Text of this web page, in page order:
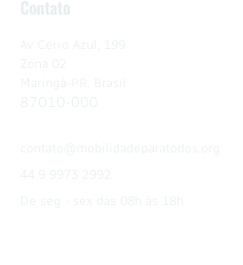
Contato
Av Cerro Azul, 199
Zona 02
Maringá-PR, Brasil
87010-000
contato@mobilidadeparatodos.org
44 9 9973 2992
De seg - sex das 08h às 18h